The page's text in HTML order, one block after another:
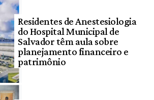
Residentes de Anestesiologia
do Hospital Municipal de
Salvador têm aula sobre
planejamento financeiro e
patrimônio